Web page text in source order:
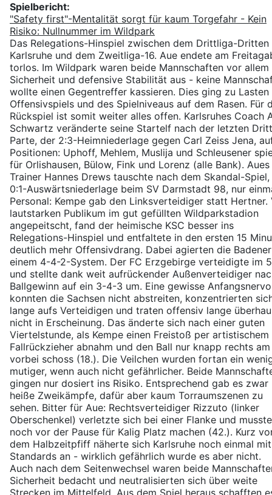
Spielbericht:
"Safety first"-Mentalität sorgt für kaum Torgefahr - Kein
Risiko: Nullnummer im Wildpark
Das Relegations-Hinspiel zwischen dem Drittliga-Dritten
Karlsruhe und dem Zweitliga-16. Aue endete am
torlos. Im Wildpark waren beide Mannschaften vor allem
Sicherheit und defensive Stabilität aus - keine
wollte einen Gegentreffer kassieren. Dies ging zu Lasten
Offensivspiels und des Spielniveaus auf dem Rasen. Für
Rückspiel ist somit weiter alles offen. Karlsruhes Coach
Schwartz veränderte seine Startelf nach der letzten
Parte, der 2:3-Heimniederlage gegen Carl Zeiss Jena,
Positionen: Uphoff, Mehlem, Muslija und Schleusener
für Orlishausen, Bülow, Fink und Lorenz (alle Bank). Aues
Trainer Hannes Drews tauschte nach dem Skandal-
0:1-Auswärtsniederlage beim SV Darmstadt 98, nur
Personal: Kempe gab den Linksverteidiger statt Hertner.
lautstarken Publikum im gut gefüllten Wildparkstadion
angepeitscht, fand der heimische KSC besser ins
Relegations-Hinspiel und entfaltete in den ersten 15
deutlich mehr Offensivdrang. Dabei agierten die
einem 4-4-2-System. Der FC Erzgebirge verteidigte im
und stellte dank weit aufrückender Außenverteidiger
Ballgewinn auf ein 3-4-3 um. Eine gewisse
konnten die Sachsen nicht abstreiten, konzentrierten
lange aufs Verteidigen und traten offensiv lange
nicht in Erscheinung. Das änderte sich nach einer guten
Viertelstunde, als Kempe einen Freistoß per artistischem
Fallrückzieher abnahm und den Ball nur knapp rechts
vorbei schoss (18.). Die Veilchen wurden fortan ein
mutiger, wenn auch nicht gefährlicher. Beide
gingen nur dosiert ins Risiko. Entsprechend gab es zwar
heiße Zweikämpfe, dafür aber kaum Torraumszenen zu
sehen. Bitter für Aue: Rechtsverteidiger Rizzuto (linker
Oberschenkel) verletzte sich bei einer Flanke und musste
noch vor der Pause für Kalig Platz machen (42.). Kurz
dem Halbzeitpfiff näherte sich Karlsruhe noch einmal mit
Standards an - wirklich gefährlich wurde es aber nicht.
Auch nach dem Seitenwechsel waren beide
Sicherheit bedacht und neutralisierten sich über weite
Strecken im Mittelfeld. Aus dem Spiel heraus schafften